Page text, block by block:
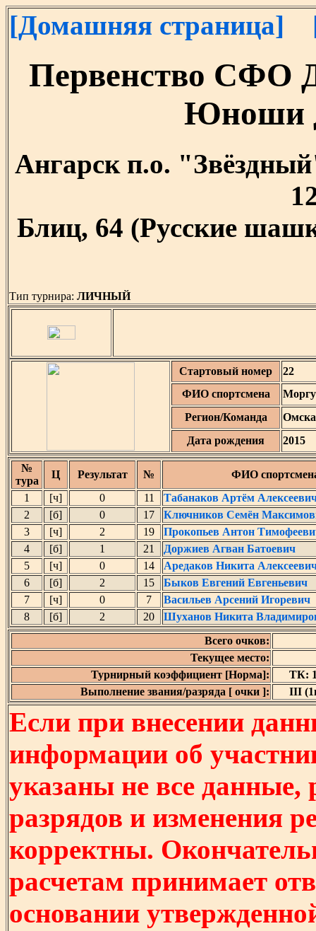
[Домашняя страница]
Первенство СФО
Юноши
Ангарск п.о.
Блиц, 64 (Русские
Тип турнира: ЛИЧНЫЙ
Стартовый номер
22
ФИО спортсмена
Регион/Команда
Дата рождения
2015
№
тура
Ц Результат №
ФИО
1
[ч] 0 11
Табанаков Артём
2
[б] 0 17
Ключников Семён
3
[ч] 2 19
Прокопьев Антон
4
[б] 1 21
Доржиев Агван Батоевич
5
[ч] 0 14
Аредаков Никита
6
[б] 2 15
Быков Евгений Евгеньевич
7
[ч] 0 7
Васильев Арсений Игоревич
8
[б] 2 20
Шуханов Никита
Всего очков:
Текущее место:
Турнирный коэффициент [Норма]:
ТК:
Выполнение звания/разряда [ очки ]:
III
Если при внесении
информации об
указаны не все
разрядов и изменения
корректны.
расчетам принимает
основании